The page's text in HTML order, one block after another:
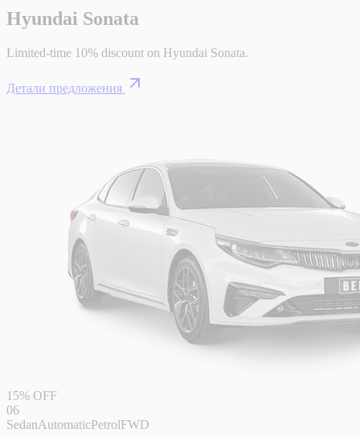
Hyundai Sonata
Limited-time 10% discount on Hyundai Sonata.
Детали предложения
15% OFF
06
SedanAutomaticPetrolFWD